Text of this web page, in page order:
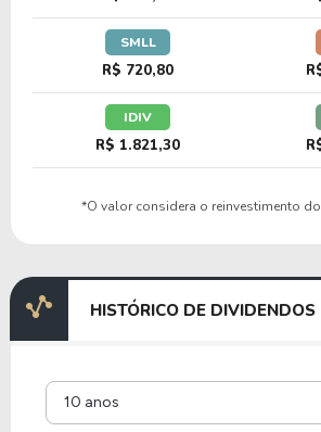
SMLL
R$ 720,80
IDIV
R$ 1.821,30
*O valor considera o reinvestimento
HISTÓRICO DE
10 anos